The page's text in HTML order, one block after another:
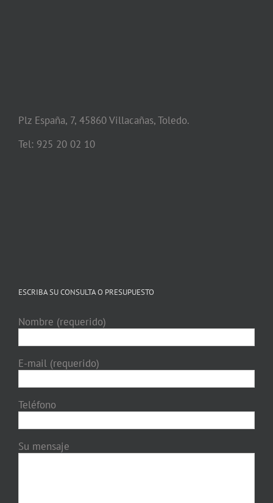
Plz España, 7, 45860 Villacañas, Toledo.
Tel: 925 20 02 10
ESCRIBA SU CONSULTA O PRESUPUESTO
Nombre (requerido)
E-mail (requerido)
Teléfono
Su mensaje